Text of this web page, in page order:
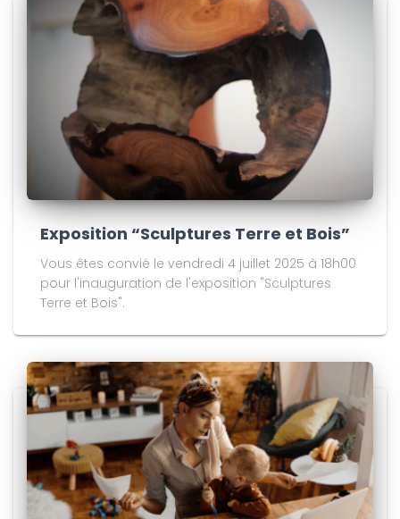
Exposition “Sculptures Terre et Bois”
Vous êtes convié le vendredi 4 juillet 2025 à 18h00
pour l'inauguration de l'exposition "Sculptures
Terre et Bois".